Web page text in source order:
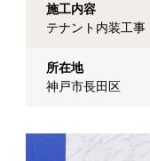
施工内容
テナント内装工事
所在地
神戸市長田区